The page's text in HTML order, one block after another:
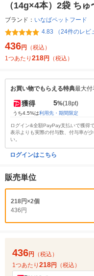
（14g×4本）2袋 ち
ブランド： いなばペットフード
4.83 （24件のレビ
436円
（税込）
1つあたり 218円 （税込）
お買い物でもらえる特典最大
獲得 5%(18pt)
うち4.5%は利用先・期間限定
ログイン&全額PayPay支払いで獲得
表示よりも実際の付与数、付与率が
い。
ログインはこちら
販売単位
218円×2個
436円
436円
（税込）
1つあたり 218円 （税込）